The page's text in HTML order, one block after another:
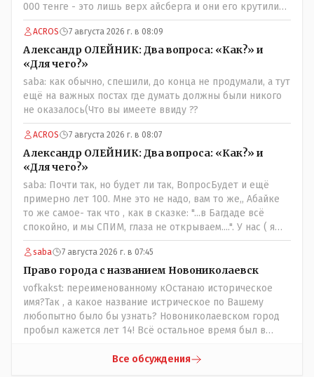
000 тенге - это лишь верх айсберга и они его крутили
по полной за эти биодобавки.
ACROS 7 августа 2026 г. в 08:09
Александр ОЛЕЙНИК: Два вопроса: «Как?» и
«Для чего?»
saba: как обычно, спешили, до конца не продумали, а тут
ещё на важных постах где думать должны были никого
не оказалось(Что вы имеете ввиду ??
ACROS 7 августа 2026 г. в 08:07
Александр ОЛЕЙНИК: Два вопроса: «Как?» и
«Для чего?»
saba: Почти так, но будет ли так, ВопросБудет и ещё
примерно лет 100. Мне это не надо, вам то же,, Абайке
то же самое- так что , как в сказке: "...в Багдаде всё
спокойно, и мы СПИМ, глаза не открываем....". У нас ( я
сужу лично и это моё мнение- может ошибочное, но это
моё личное) менталитет такой - спокойный и
пофигистский, в генах и в крови уважение и почтение к
старшим ( под старшим надо понимать - по возрасту, по
социальному положению, по богатству, по родословной
и так далее) передающиее с молоком матери. Не зря же
принято: - старший род из Младшего Жуза подчиняется
и уважает младший род из Среднего Жуза, и старший
род из Среднего Жуза так же поступает по отношению к
младшему роду из Старшего Жуза. Этого сейчас не
saba 7 августа 2026 г. в 07:45
Право города с названием Новониколаевск
vofkakst: переименованному кОстанаю историческое
имя?Так , а какое название истрическое по Вашему
любопытно было бы узнать? Новониколаевском город
пробыл кажется лет 14! Всё остальное время был в
Костанай. Что не так? При чём здесь ономасты? Был
Все обсуждения